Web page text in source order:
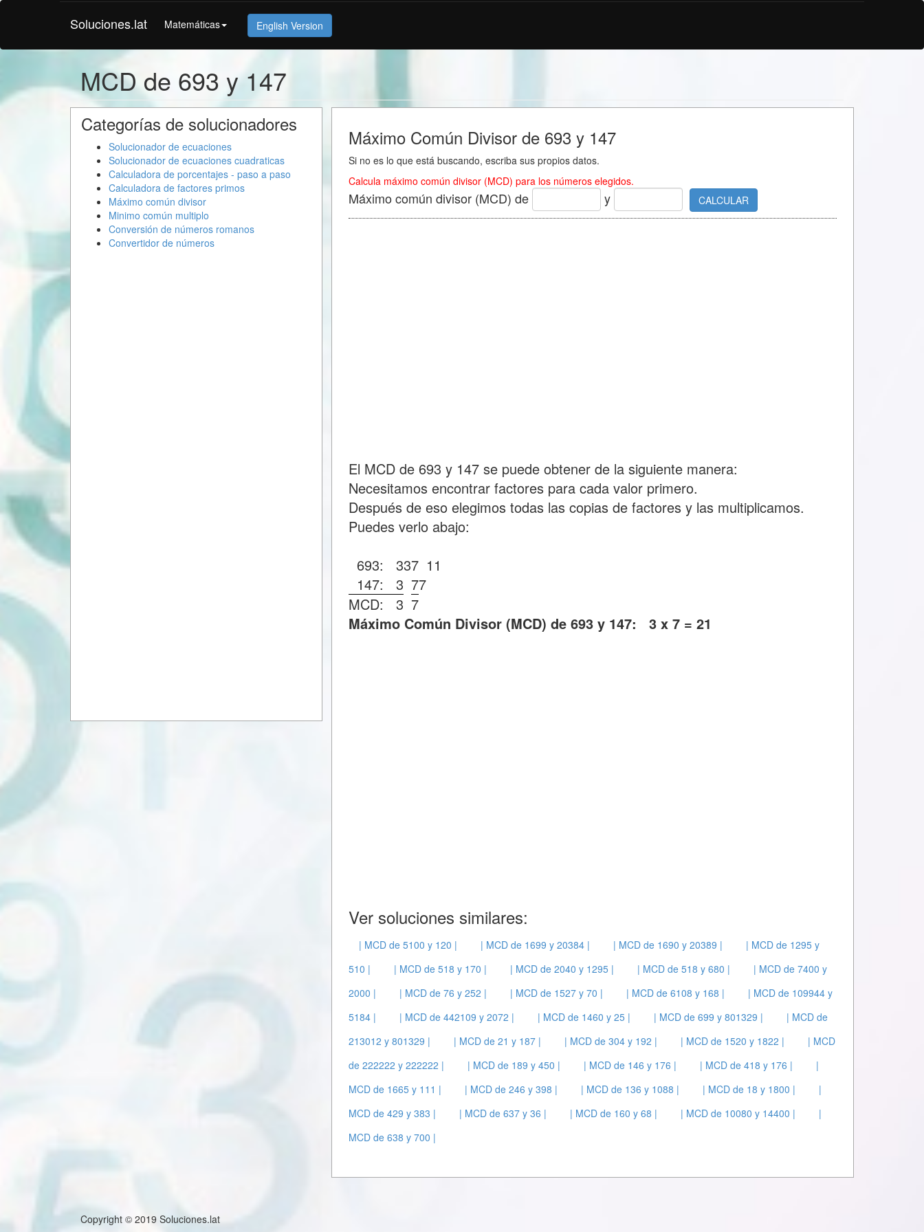
Soluciones.lat Matemáticas English Version
MCD de 693 y 147
Máximo Común Divisor de 693 y 147
Si no es lo que está buscando, escriba sus propios datos.
Calcula máximo común divisor (MCD) para los números elegidos.
Máximo común divisor (MCD) de y CALCULAR
El MCD de 693 y 147 se puede obtener de la siguiente manera:
Necesitamos encontrar factores para cada valor primero.
Después de eso elegimos todas las copias de factores y las multiplicamos.
Puedes verlo abajo:
693: 337 11
147: 3 77
MCD: 3 7
Máximo Común Divisor (MCD) de 693 y 147: 3 x 7 = 21
Ver soluciones similares:
| MCD de 5100 y 120 | | MCD de 1699 y 20384 | | MCD de 1690 y 20389 |
| MCD de 1295 y
510 |
| MCD de 518 y 170 | | MCD de 2040 y 1295 | | MCD de 518 y 680 |
| MCD de 7400 y
2000 |
| MCD de 76 y 252 | | MCD de 1527 y 70 | | MCD de 6108 y 168 |
| MCD de 109944 y
5184 |
| MCD de 442109 y 2072 | | MCD de 1460 y 25 | | MCD de 699 y 801329 |
| MCD de
213012 y 801329 |
| MCD de 21 y 187 | | MCD de 304 y 192 | | MCD de 1520 y 1822 |
| MCD
de 222222 y 222222 |
| MCD de 189 y 450 | | MCD de 146 y 176 | | MCD de 418 y 176 |
|
MCD de 1665 y 111 |
| MCD de 246 y 398 | | MCD de 136 y 1088 | | MCD de 18 y 1800 |
|
MCD de 429 y 383 |
| MCD de 637 y 36 | | MCD de 160 y 68 | | MCD de 10080 y 14400 |
|
MCD de 638 y 700 |
Categorías de solucionadores
Solucionador de ecuaciones
Solucionador de ecuaciones cuadraticas
Calculadora de porcentajes - paso a paso
Calculadora de factores primos
Máximo común divisor
Minimo común multiplo
Conversión de números romanos
Convertidor de números
Copyright © 2019 Soluciones.lat